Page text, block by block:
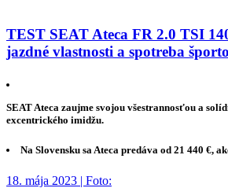
TEST SEAT Ateca FR 2.0 TSI
jazdné vlastnosti a spotreba
SEAT Ateca zaujme svojou všestrannosťou a
excentrického imidžu.
Na Slovensku sa Ateca predáva od 21 440 €,
18. mája 2023 | Foto: